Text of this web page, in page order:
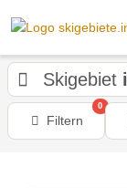
Skigebiet
Filtern
0